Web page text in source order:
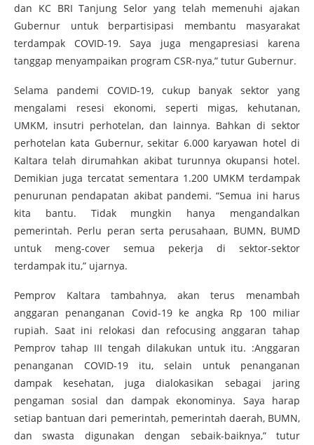
dan KC BRI Tanjung Selor yang telah memenuhi ajakan
Gubernur untuk berpartisipasi membantu masyarakat
terdampak COVID-19. Saya juga mengapresiasi karena
tanggap menyampaikan program CSR-nya,” tutur Gubernur.
Selama pandemi COVID-19, cukup banyak sektor yang
mengalami resesi ekonomi, seperti migas, kehutanan,
UMKM, insutri perhotelan, dan lainnya. Bahkan di sektor
perhotelan kata Gubernur, sekitar 6.000 karyawan hotel di
Kaltara telah dirumahkan akibat turunnya okupansi hotel.
Demikian juga tercatat sementara 1.200 UMKM terdampak
penurunan pendapatan akibat pandemi. “Semua ini harus
kita bantu. Tidak mungkin hanya mengandalkan
pemerintah. Perlu peran serta perusahaan, BUMN, BUMD
untuk meng-cover semua pekerja di sektor-sektor
terdampak itu,” ujarnya.
Pemprov Kaltara tambahnya, akan terus menambah
anggaran penanganan Covid-19 ke angka Rp 100 miliar
rupiah. Saat ini relokasi dan refocusing anggaran tahap
Pemprov tahap III tengah dilakukan untuk itu. :Anggaran
penanganan COVID-19 itu, selain untuk penanganan
dampak kesehatan, juga dialokasikan sebagai jaring
pengaman sosial dan dampak ekonominya. Saya harap
setiap bantuan dari pemerintah, pemerintah daerah, BUMN,
dan swasta digunakan dengan sebaik-baiknya,” tutur